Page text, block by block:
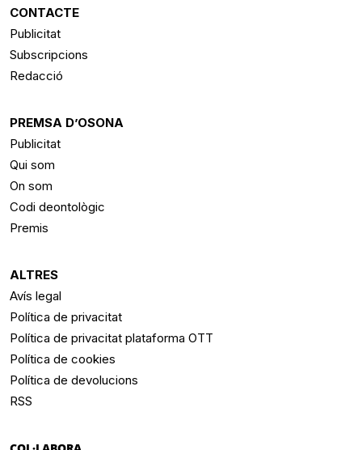
CONTACTE
Publicitat
Subscripcions
Redacció
PREMSA D’OSONA
Publicitat
Qui som
On som
Codi deontològic
Premis
ALTRES
Avís legal
Política de privacitat
Política de privacitat plataforma OTT
Política de cookies
Política de devolucions
RSS